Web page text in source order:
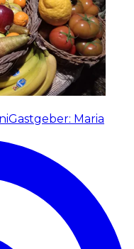
Gastgeber: Maria